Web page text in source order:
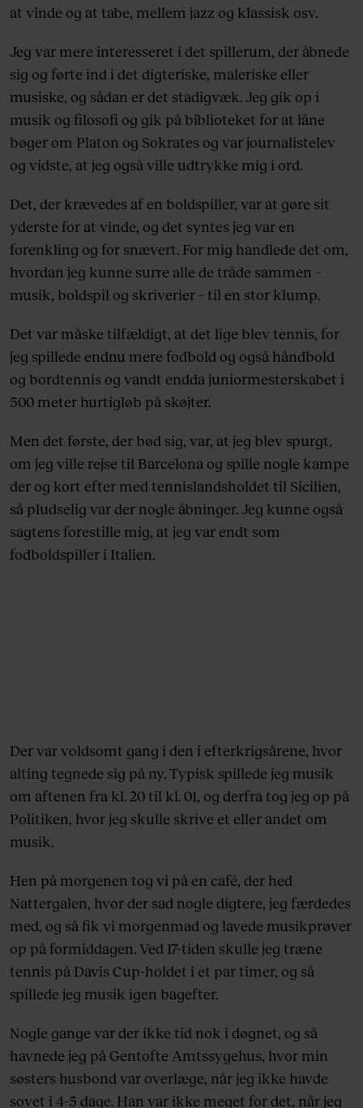
at vinde og at tabe, mellem jazz og klassisk osv.
Jeg var mere interesseret i det spillerum, der åbnede
sig og førte ind i det digteriske, maleriske eller
musiske, og sådan er det stadigvæk. Jeg gik op i
musik og filosofi og gik på biblioteket for at låne
bøger om Platon og Sokrates og var journalistelev
og vidste, at jeg også ville udtrykke mig i ord.
Det, der krævedes af en boldspiller, var at gøre sit
yderste for at vinde, og det syntes jeg var en
forenkling og for snævert. For mig handlede det om,
hvordan jeg kunne surre alle de tråde sammen –
musik, boldspil og skriverier – til en stor klump.
Det var måske tilfældigt, at det lige blev tennis, for
jeg spillede endnu mere fodbold og også håndbold
og bordtennis og vandt endda juniormesterskabet i
500 meter hurtigløb på skøjter.
Men det første, der bød sig, var, at jeg blev spurgt,
om jeg ville rejse til Barcelona og spille nogle kampe
der og kort efter med tennislandsholdet til Sicilien,
så pludselig var der nogle åbninger. Jeg kunne også
sagtens forestille mig, at jeg var endt som
fodboldspiller i Italien.
Der var voldsomt gang i den i efterkrigsårene, hvor
alting tegnede sig på ny. Typisk spillede jeg musik
om aftenen fra kl. 20 til kl. 01, og derfra tog jeg op på
Politiken, hvor jeg skulle skrive et eller andet om
musik.
Hen på morgenen tog vi på en café, der hed
Nattergalen, hvor der sad nogle digtere, jeg færdedes
med, og så fik vi morgenmad og lavede musikprøver
op på formiddagen. Ved 17-tiden skulle jeg træne
tennis på Davis Cup-holdet i et par timer, og så
spillede jeg musik igen bagefter.
Nogle gange var der ikke tid nok i døgnet, og så
havnede jeg på Gentofte Amtssygehus, hvor min
søsters husbond var overlæge, når jeg ikke havde
sovet i 4-5 dage. Han var ikke meget for det, når jeg